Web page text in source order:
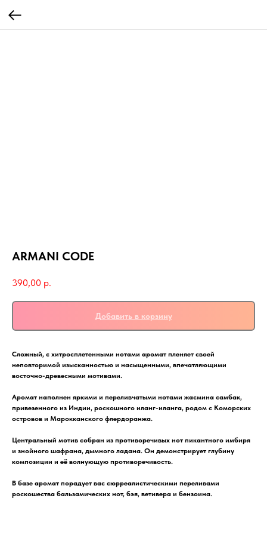
ARMANI CODE
390,00 р.
Добавить в корзину
Сложный, с хитросплетенными нотами аромат пленяет своей
неповторимой изысканностью и насыщенными, впечатляющими
восточно-древесными мотивами.
Аромат наполнен яркими и переливчатыми нотами жасмина самбак,
привезенного из Индии, роскошного иланг-иланга, родом с Коморских
островов и Марокканского флердоранжа.
Центральный мотив собран из противоречивых нот пикантного имбиря
и знойного шафрана, дымного ладана. Он демонстрирует глубину
композиции и её волнующую противоречивость.
В базе аромат порадует вас сюрреалистическими переливами
роскошества бальзамических нот, бэя, ветивера и бензоина.